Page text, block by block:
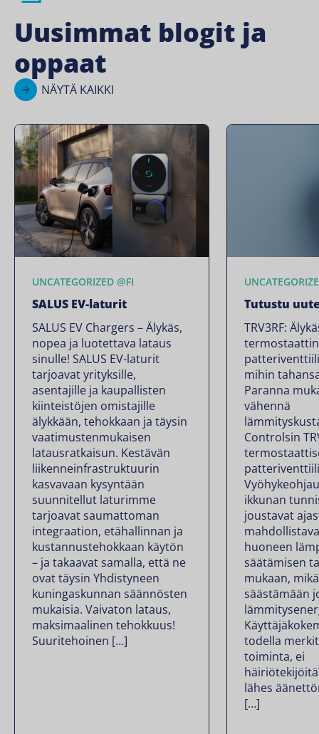
Uusimmat blogit ja
oppaat
NÄYTÄ KAIKKI
UNCATEGORIZED @FI
SALUS EV-laturit
SALUS EV Chargers – Älykäs,
nopea ja luotettava lataus
sinulle! SALUS EV-laturit
tarjoavat yrityksille,
asentajille ja kaupallisten
kiinteistöjen omistajille
älykkään, tehokkaan ja täysin
vaatimustenmukaisen
latausratkaisun. Kestävän
liikenneinfrastruktuurin
kasvavaan kysyntään
suunnitellut laturimme
tarjoavat saumattoman
integraation, etähallinnan ja
kustannustehokkaan käytön
– ja takaavat samalla, että ne
ovat täysin Yhdistyneen
kuningaskunnan säännösten
mukaisia. Vaivaton lataus,
maksimaalinen tehokkuus!
Suuritehoinen […]
Tutustu
TRV3RF:
mihin
Paranna
vähennä
Controlsin
ikkunan
joustavat
huoneen
säätämisen
mukaan,
säästämään
todella
toiminta, ei
lähes
[…]